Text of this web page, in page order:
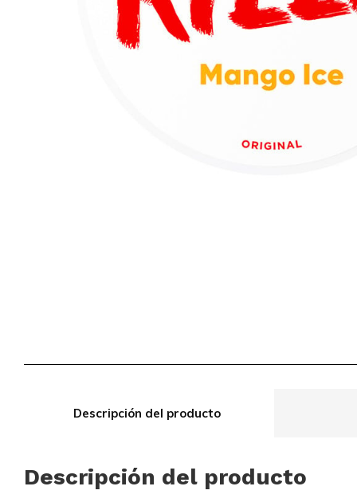
Descripción del producto
Descripción del producto